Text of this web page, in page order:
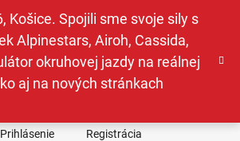
Košice. Spojili sme svoje sily s
Alpinestars, Airoh, Cassida,
okruhovej jazdy na reálnej
aj na nových stránkach
Prihlásenie Registrácia